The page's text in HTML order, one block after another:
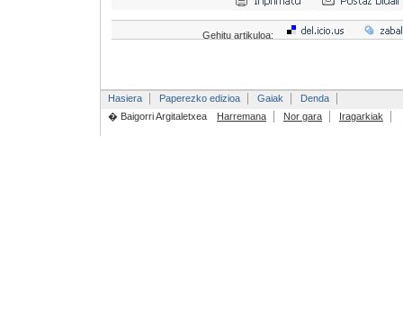
Gehitu artikuloa:
Hasiera Paperezko edizioa Gaiak
Denda
� Baigorri Argitaletxea
Harremana Nor gara Iragarkiak